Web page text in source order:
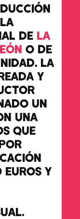
DE LA
O DE
LA
Y
UN
UNA
QUE
EUROS Y